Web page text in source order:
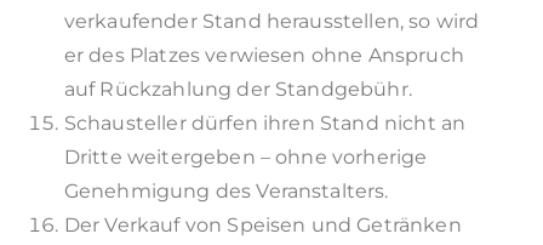
verkaufender Stand herausstellen, so wird
er des Platzes verwiesen ohne Anspruch
auf Rückzahlung der Standgebühr.
Schausteller dürfen ihren Stand nicht an
Dritte weitergeben – ohne vorherige
Genehmigung des Veranstalters.
Der Verkauf von Speisen und Getränken